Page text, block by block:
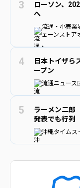
ローソン、
へ
流通・小売業
ェーンストア
日本トイザ
ープン
流通ニュース
ラーメン二
発表でも行列
沖縄タイムス